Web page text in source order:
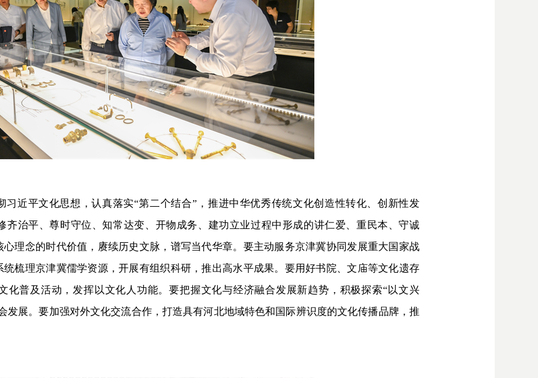
习近平文化思想，认真落实“第二个结合”，推进中华优秀传统文化创造性转化、创新性发
齐治平、尊时守位、知常达变、开物成务、建功立业过程中形成的讲仁爱、重民本、守诚
理念的时代价值，赓续历史文脉，谱写当代华章。要主动服务京津冀协同发展重大国家战
梳理京津冀儒学资源，开展有组织科研，推出高水平成果。要用好书院、文庙等文化遗存
化普及活动，发挥以文化人功能。要把握文化与经济融合发展新趋势，积极探索“以文兴
发展。要加强对外文化交流合作，打造具有河北地域特色和国际辨识度的文化传播品牌，推